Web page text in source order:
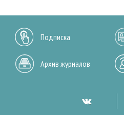
Подписка
Архив журналов